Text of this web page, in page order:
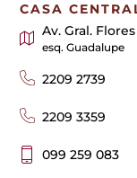
CASA
Av. Gral.
esq. Guadalupe
2209 2739
2209 3359
099 259 083